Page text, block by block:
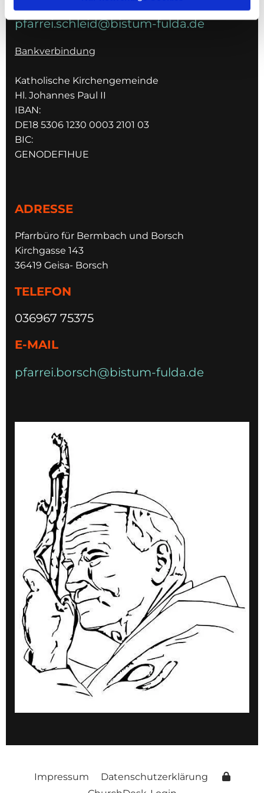
pfarrei.schleid@bistum-fulda.de
Bankverbindung
Katholische Kirchengemeinde
Hl. Johannes Paul II
IBAN:
DE18 5306 1230 0003 2101 03
BIC:
GENODEF1HUE
ADRESSE
Pfarrbüro für Bermbach und Borsch
Kirchgasse 143
36419 Geisa- Borsch
TELEFON
036967 75375
E-MAIL
pfarrei.borsch@bistum-fulda.de
Impressum
Datenschutzerklärung